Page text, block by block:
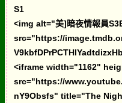
S1
<img alt="美]暗夜情報員
src="https://
<iframe width="1162"
src="https://
nY9Obsfs" title="The